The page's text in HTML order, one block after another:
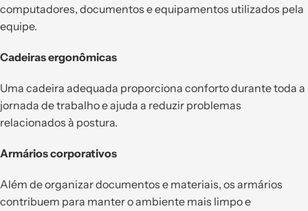
computadores, documentos e equipamentos utilizados pela
equipe.
Cadeiras ergonômicas
Uma cadeira adequada proporciona conforto durante toda a
jornada de trabalho e ajuda a reduzir problemas
relacionados à postura.
Armários corporativos
Além de organizar documentos e materiais, os armários
contribuem para manter o ambiente mais limpo e